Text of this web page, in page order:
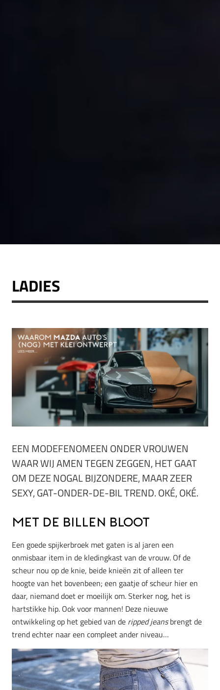
LADIES
EEN MODEFENOMEEN ONDER VROUWEN
WAAR WIJ AMEN TEGEN ZEGGEN, HET GAAT
OM DEZE NOGAL BIJZONDERE, MAAR ZEER
SEXY, GAT-ONDER-DE-BIL TREND. OKÉ, OKÉ.
Met de billen bloot
Een goede spijkerbroek met gaten is al jaren een
onmisbaar item in de kledingkast van de vrouw. Of de
scheur nou op de knie, beide knieën zit of alleen ter
hoogte van het bovenbeen; een gaatje of scheur hier en
daar, niemand doet er moeilijk om. Sterker nog, het is
hartstikke hip. Ook voor mannen! Deze nieuwe
ontwikkeling op het gebied van de ripped jeansbrengt de
trend echter naar een compleet ander niveau…